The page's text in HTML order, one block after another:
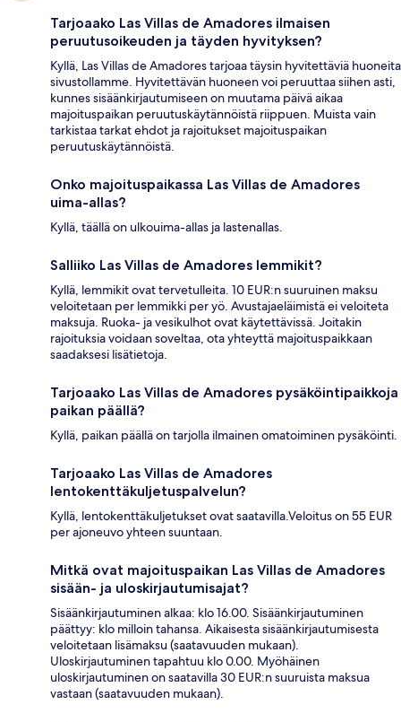
Tarjoaako Las Villas de Amadores ilmaisen
peruutusoikeuden ja täyden hyvityksen?
Kyllä, Las Villas de Amadores tarjoaa täysin hyvitettäviä huoneita
sivustollamme. Hyvitettävän huoneen voi peruuttaa siihen asti,
kunnes sisäänkirjautumiseen on muutama päivä aikaa
majoituspaikan peruutuskäytännöistä riippuen. Muista vain
tarkistaa tarkat ehdot ja rajoitukset majoituspaikan
peruutuskäytännöistä.
Onko majoituspaikassa Las Villas de Amadores
uima-allas?
Kyllä, täällä on ulkouima-allas ja lastenallas.
Salliiko Las Villas de Amadores lemmikit?
Kyllä, lemmikit ovat tervetulleita. 10 EUR:n suuruinen maksu
veloitetaan per lemmikki per yö. Avustajaeläimistä ei veloiteta
maksuja. Ruoka- ja vesikulhot ovat käytettävissä. Joitakin
rajoituksia voidaan soveltaa, ota yhteyttä majoituspaikkaan
saadaksesi lisätietoja.
Tarjoaako Las Villas de Amadores pysäköintipaikkoja
paikan päällä?
Kyllä, paikan päällä on tarjolla ilmainen omatoiminen pysäköinti.
Tarjoaako Las Villas de Amadores
lentokenttäkuljetuspalvelun?
Kyllä, lentokenttäkuljetukset ovat saatavilla.Veloitus on 55 EUR
per ajoneuvo yhteen suuntaan.
Mitkä ovat majoituspaikan Las Villas de Amadores
sisään- ja uloskirjautumisajat?
Sisäänkirjautuminen alkaa: klo 16.00. Sisäänkirjautuminen
päättyy: klo milloin tahansa. Aikaisesta sisäänkirjautumisesta
veloitetaan lisämaksu (saatavuuden mukaan).
Uloskirjautuminen tapahtuu klo 0.00. Myöhäinen
uloskirjautuminen on saatavilla 30 EUR:n suuruista maksua
vastaan (saatavuuden mukaan).